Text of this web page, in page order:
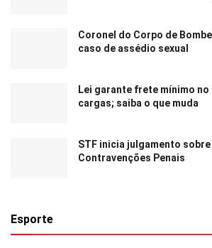
Coronel do Corpo de
caso de assédio sexual
Lei garante frete mínimo
cargas; saiba o que muda
STF inicia julgamento
Contravenções Penais
Esporte